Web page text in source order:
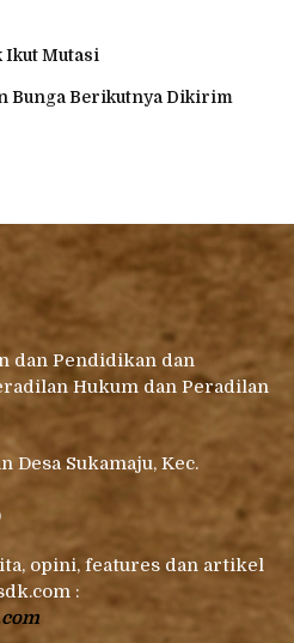
Ikut Mutasi
Bunga Berikutnya Dikirim
dan Pendidikan dan
Hukum dan Peradilan
Desa Sukamaju, Kec.
opini, features dan artikel
: